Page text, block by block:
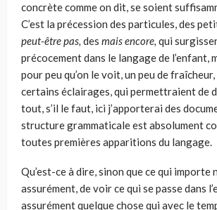
concrète comme on dit, se soient
C’est la précession des particules, des
peut-être pas, des mais encore, qui
précocement dans le langage de l’enfant,
pour peu qu’on le voit, un peu de
certains éclairages, qui permettraient de
tout, s’il le faut, ici j’ap­porterai des
structure grammaticale est absolument
toutes premières apparitions du langage.
Qu’est-ce à dire, sinon que ce qui importe
assurément, de voir ce qui se passe dans
assurément quelque chose qui avec le